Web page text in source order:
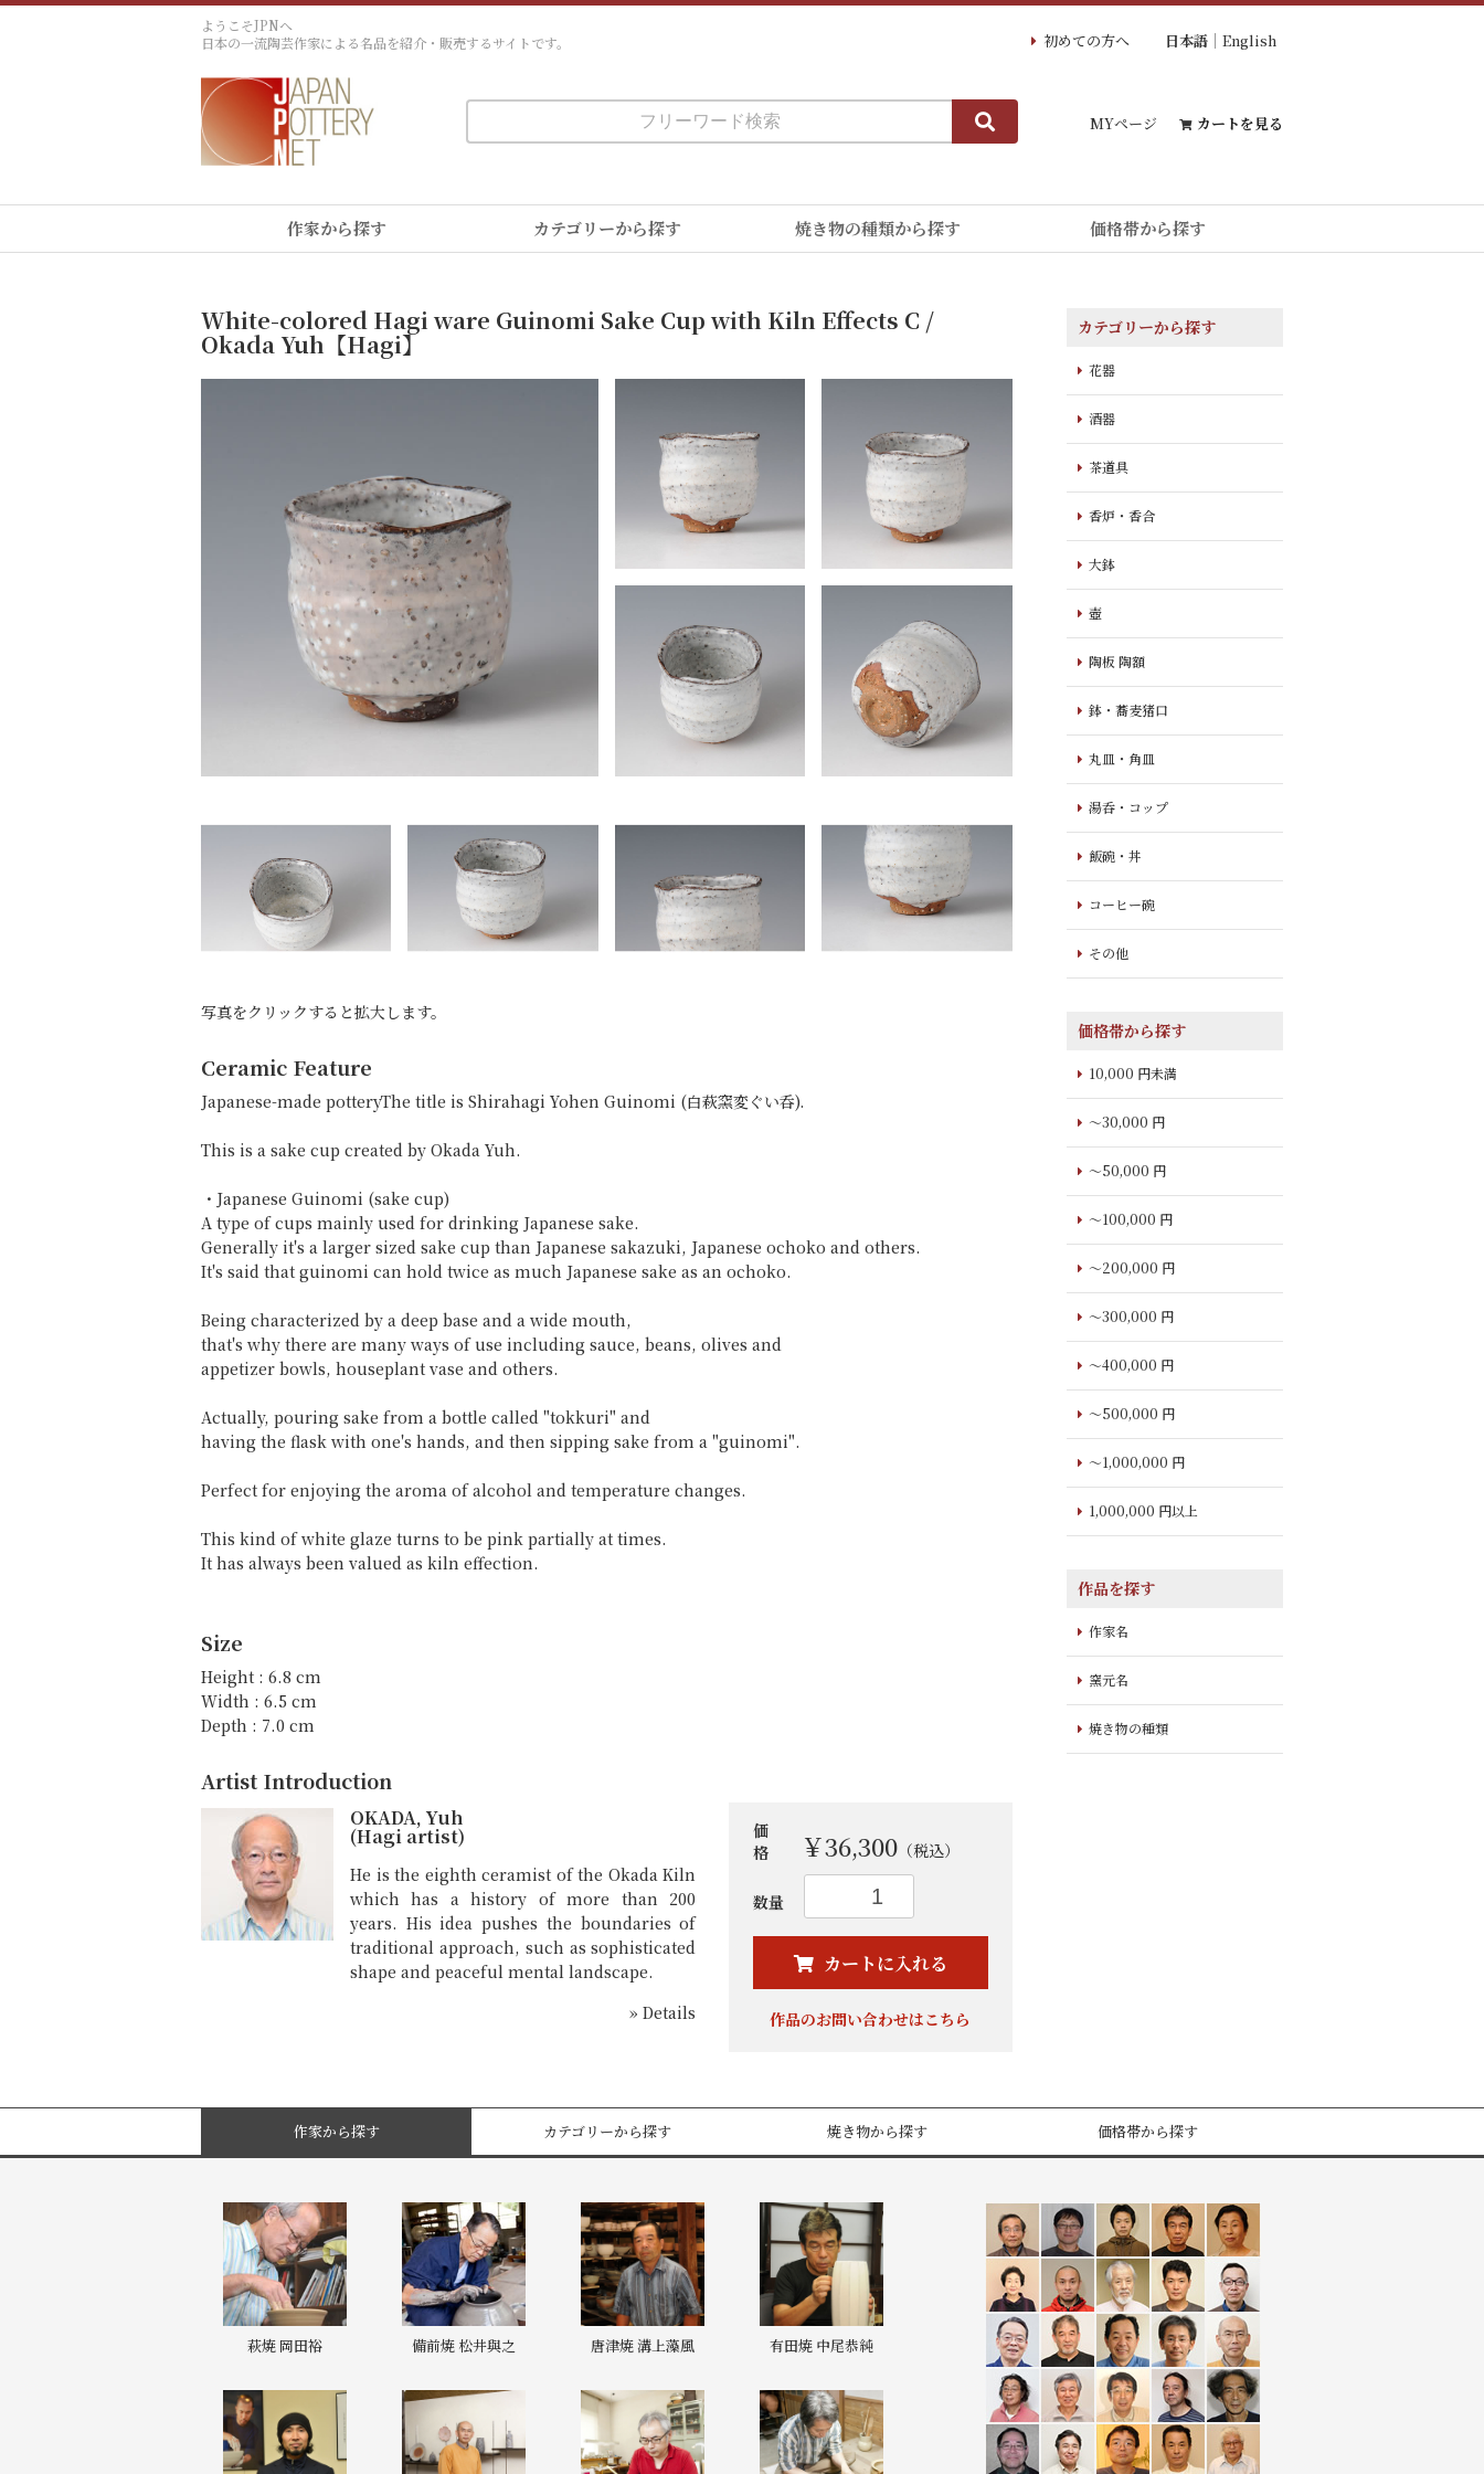
ようこそJPNへ
日本の一流陶芸作家による名品を紹介・販売するサイトです。
初めての方へ 日本語 English
MYページ カートを見る
作家から探す カテゴリーから探す 焼き物の種類から探す 価格帯から探す
White-colored Hagi ware Guinomi Sake Cup with Kiln Effects C /
Okada Yuh【Hagi】
写真をクリックすると拡大します。
Ceramic Feature
Japanese-made potteryThe title is Shirahagi Yohen Guinomi (白萩窯変ぐい呑).
This is a sake cup created by Okada Yuh.
・Japanese Guinomi (sake cup)
A type of cups mainly used for drinking Japanese sake.
Generally it's a larger sized sake cup than Japanese sakazuki, Japanese ochoko and others.
It's said that guinomi can hold twice as much Japanese sake as an ochoko.
Being characterized by a deep base and a wide mouth,
that's why there are many ways of use including sauce, beans, olives and
appetizer bowls, houseplant vase and others.
Actually, pouring sake from a bottle called "tokkuri" and
having the flask with one's hands, and then sipping sake from a "guinomi".
Perfect for enjoying the aroma of alcohol and temperature changes.
This kind of white glaze turns to be pink partially at times.
It has always been valued as kiln effection.
Size
Height : 6.8 cm
Width : 6.5 cm
Depth : 7.0 cm
Artist Introduction
OKADA, Yuh
(Hagi artist)
He is the eighth ceramist of the Okada Kiln
which has a history of more than 200
years. His idea pushes the boundaries of
traditional approach, such as sophisticated
shape and peaceful mental landscape.
» Details
価
格
￥36,300（税込）
数量
カートに入れる
お買い物を続ける
作品のお問い合わせはこちら
カテゴリーから探す
花器
酒器
茶道具
香炉・香合
大鉢
壺
陶板 陶額
鉢・蕎麦猪口
丸皿・角皿
湯呑・コップ
飯碗・丼
コーヒー碗
その他
価格帯から探す
10,000 円未満
～30,000 円
～50,000 円
～100,000 円
～200,000 円
～300,000 円
～400,000 円
～500,000 円
～1,000,000 円
1,000,000 円以上
作品を探す
作家名
窯元名
焼き物の種類
作家から探す カテゴリーから探す 焼き物から探す 価格帯から探す
萩焼 岡田裕 備前焼 松井與之 唐津焼 溝上藻風 有田焼 中尾恭純